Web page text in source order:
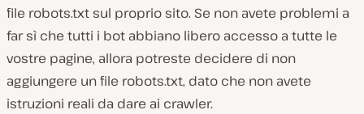
file robots.txt sul proprio sito. Se non avete problemi a
far sì che tutti i bot abbiano libero accesso a tutte le
vostre pagine, allora potreste decidere di non
aggiungere un file robots.txt, dato che non avete
istruzioni reali da dare ai crawler.